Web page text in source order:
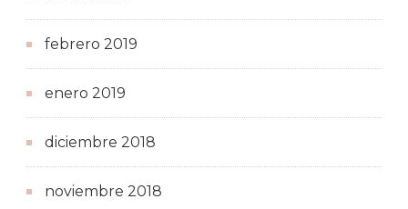
febrero 2019
enero 2019
diciembre 2018
noviembre 2018